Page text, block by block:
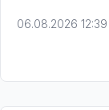
06.08.2026 12:39